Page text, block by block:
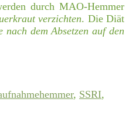
durch MAO-Hemmer
verzichten. Die Diät
nach dem Absetzen auf den
, SSRI,